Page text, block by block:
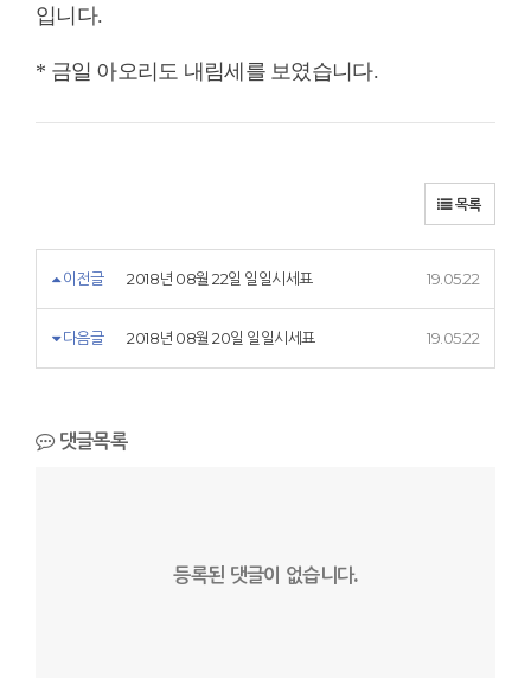
입니다.
* 금일 아오리도 내림세를 보였습니다.
목록
이전글 2018년 08월 22일 일일시세표 19.05.22
다음글 2018년 08월 20일 일일시세표 19.05.22
댓글목록
등록된 댓글이 없습니다.